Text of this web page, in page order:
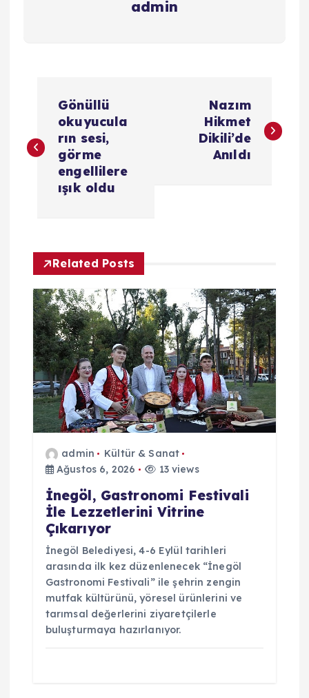
admin
z
e
z
n
m
e
Gönüllü
okuyucula
rın sesi,
görme
engellilere
ışık oldu
Nazım
Hikmet
Dikili’de
Anıldı
Related Posts
admin
Kültür & Sanat
Ağustos 6, 2026
13 views
İnegöl, Gastronomi Festivali
İle Lezzetlerini Vitrine
Çıkarıyor
İnegöl Belediyesi, 4-6 Eylül tarihleri
arasında ilk kez düzenlenecek “İnegöl
Gastronomi Festivali” ile şehrin zengin
mutfak kültürünü, yöresel ürünlerini ve
tarımsal değerlerini ziyaretçilerle
buluşturmaya hazırlanıyor.